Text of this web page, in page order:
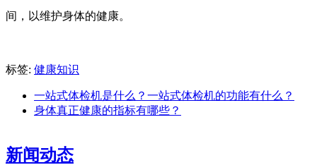
间，以维护身体的健康。
标签: 健康知识
一站式体检机是什么？一站式体检机的功能有什么？
身体真正健康的指标有哪些？
新闻动态